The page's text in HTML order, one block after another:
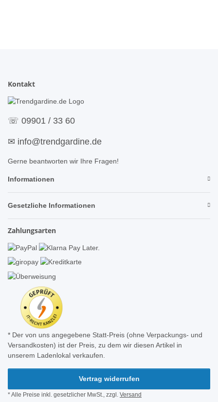
Kontakt
☏ 09901 / 33 60
✉ info@trendgardine.de
Gerne beantworten wir Ihre Fragen!
Informationen
Gesetzliche Informationen
Zahlungsarten
* Der von uns angegebene Statt-Preis (ohne Verpackungs- und
Versandkosten) ist der Preis, zu dem wir diesen Artikel in
unserem Ladenlokal verkaufen.
Vertrag widerrufen
* Alle Preise inkl. gesetzlicher MwSt., zzgl. Versand